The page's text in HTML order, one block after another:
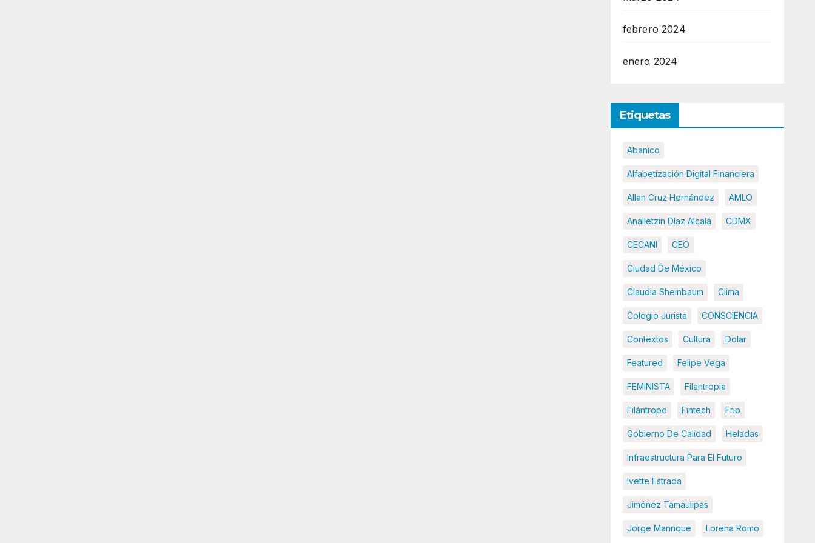
febrero 2024
enero 2024
Etiquetas
Abanico
Alfabetización Digital Financiera
Allan Cruz Hernández AMLO
Analletzin Díaz Alcalá CDMX
CECANI CEO
Ciudad De México
Claudia Sheinbaum Clima
Colegio Jurista CONSCIENCIA
Contextos Cultura Dolar
Featured Felipe Vega
FEMINISTA Filantropia
Filántropo Fintech Frio
Gobierno De Calidad Heladas
Infraestructura Para El Futuro
Ivette Estrada
Jiménez Tamaulipas
Jorge Manrique Lorena Romo